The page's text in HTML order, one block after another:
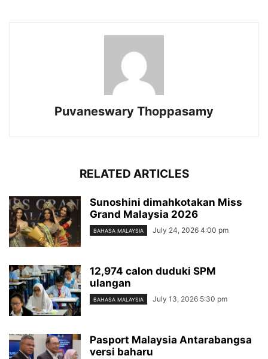
Puvaneswary Thoppasamy
RELATED ARTICLES
Sunoshini dimahkotakan Miss
Grand Malaysia 2026
BAHASA MALAYSIA July 24, 2026 4:00 pm
12,974 calon duduki SPM
ulangan
BAHASA MALAYSIA July 13, 2026 5:30 pm
Pasport Malaysia Antarabangsa
versi baharu